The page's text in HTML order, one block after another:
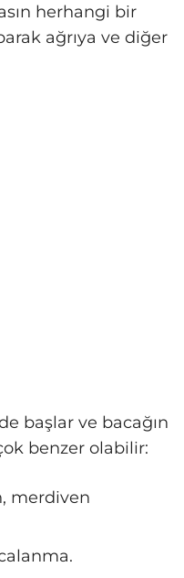
herhangi bir
ağrıya ve diğer
başlar ve bacağın
benzer olabilir:
merdiven